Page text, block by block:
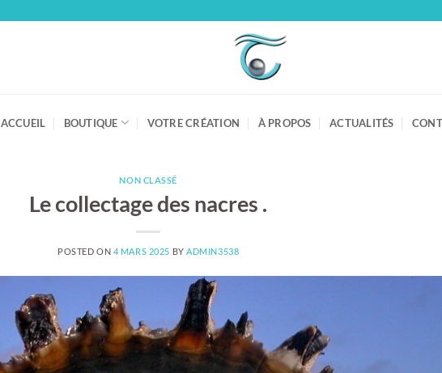
ACCUEIL BOUTIQUE VOTRE CRÉATION À PROPOS ACTUALITÉS
NON CLASSÉ
Le collectage des nacres .
POSTED ON 4 MARS 2025 BY ADMIN3538